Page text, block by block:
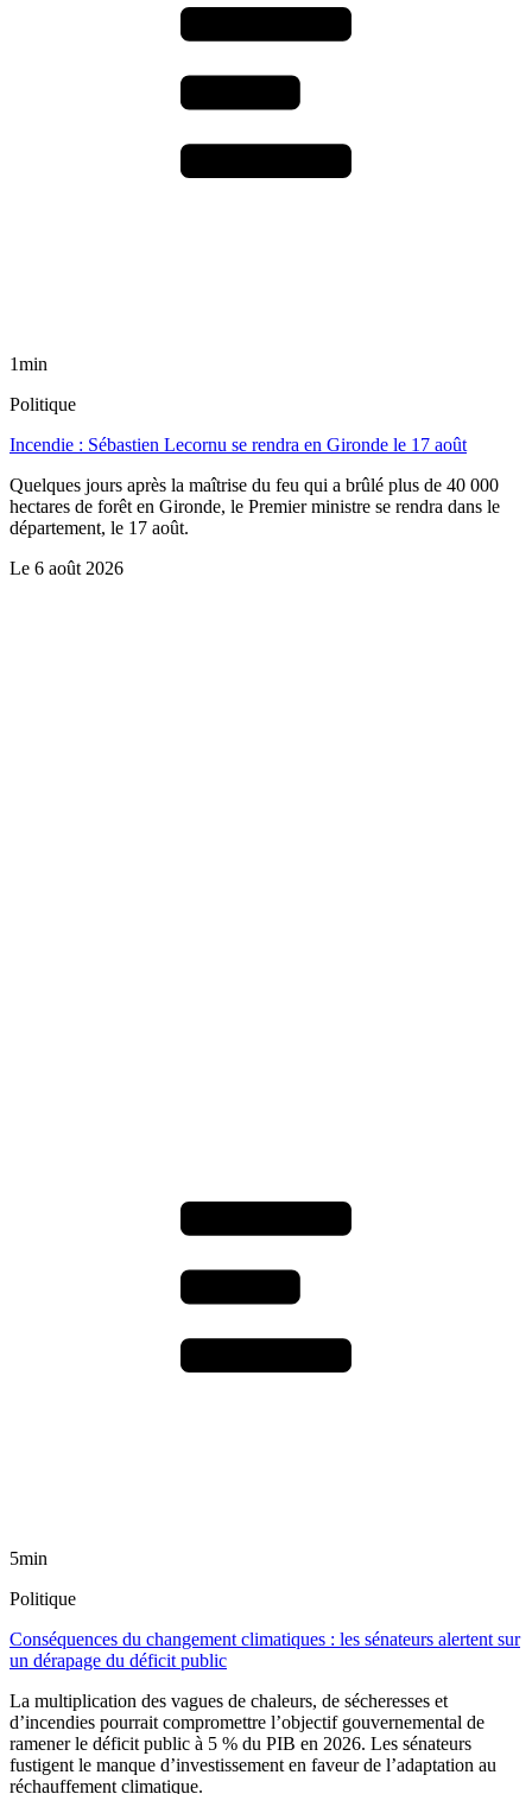
1min
Politique
Incendie : Sébastien Lecornu se rendra en Gironde le 17 août
Quelques jours après la maîtrise du feu qui a brûlé plus de 40 000
hectares de forêt en Gironde, le Premier ministre se rendra dans le
département, le 17 août.
Le 6 août 2026
5min
Politique
Conséquences du changement climatiques : les sénateurs alertent sur
un dérapage du déficit public
La multiplication des vagues de chaleurs, de sécheresses et
d’incendies pourrait compromettre l’objectif gouvernemental de
ramener le déficit public à 5 % du PIB en 2026. Les sénateurs
fustigent le manque d’investissement en faveur de l’adaptation au
réchauffement climatique.